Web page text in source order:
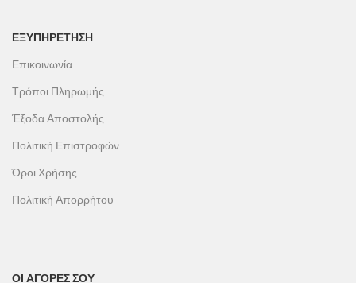
ΕΞΥΠΗΡΕΤΗΣΗ
Επικοινωνία
Τρόποι Πληρωμής
Έξοδα Αποστολής
Πολιτική Επιστροφών
Όροι Χρήσης
Πολιτική Απορρήτου
ΟΙ ΑΓΟΡΕΣ ΣΟΥ